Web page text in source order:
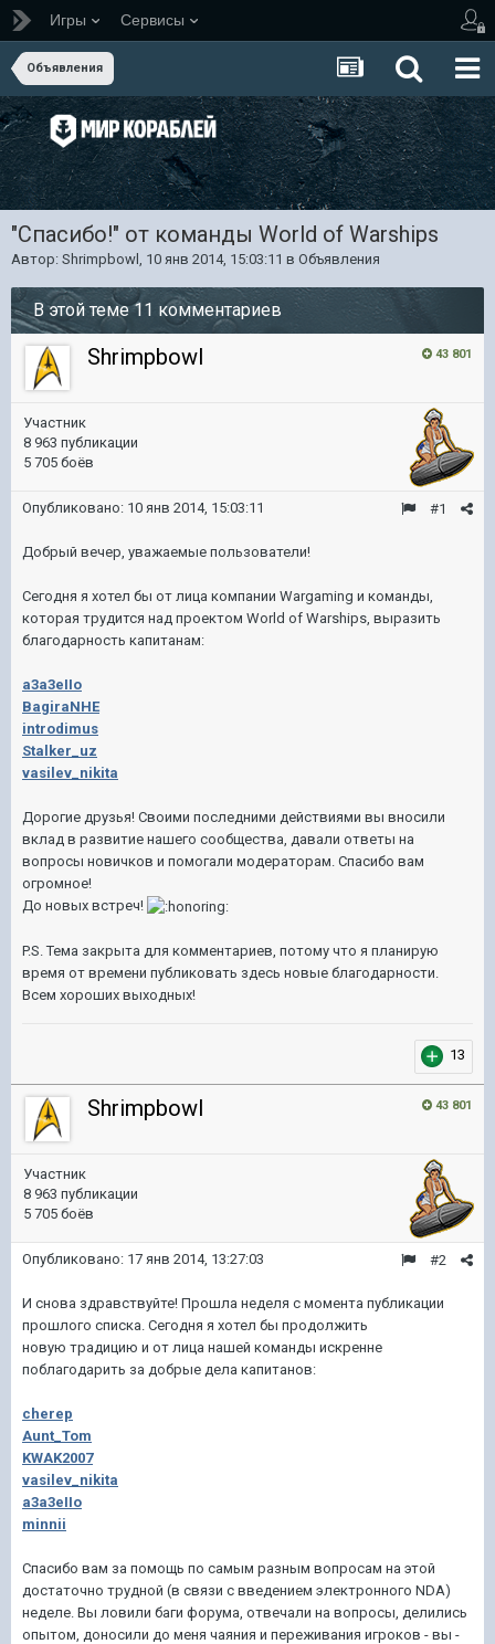
Игры Сервисы
Объявления
"Спасибо!" от команды World of Warships
Автор: Shrimpbowl , 10 янв 2014, 15:03:11 в Объявления
В этой теме 11 комментариев
43 801
Shrimpbowl
Участник
8 963 публикации
5 705 боёв
#1
Опубликовано: 10 янв 2014, 15:03:11
Добрый вечер, уважаемые пользователи!
Сегодня я хотел бы от лица компании Wargaming и команды,
которая трудится над проектом World of Warships, выразить
благодарность капитанам:
a3a3eIIo
BagiraNHE
introdimus
Stalker_uz
vasilev_nikita
Дорогие друзья! Своими последними действиями вы вносили
вклад в развитие нашего сообщества, давали ответы на
вопросы новичков и помогали модераторам. Спасибо вам
огромное!
До новых встреч!
P.S. Тема закрыта для комментариев, потому что я планирую
время от времени публиковать здесь новые благодарности.
Всем хороших выходных!
13
43 801
Shrimpbowl
Участник
8 963 публикации
5 705 боёв
#2
Опубликовано: 17 янв 2014, 13:27:03
И снова здравствуйте! Прошла неделя с момента публикации
прошлого списка. Сегодня я хотел бы продолжить
новую традицию и от лица нашей команды искренне
поблагодарить за добрые дела капитанов:
cherep
Aunt_Tom
KWAK2007
vasilev_nikita
a3a3eIIo
minnii
Спасибо вам за помощь по самым разным вопросам на этой
достаточно трудной (в связи с введением электронного NDA)
неделе. Вы ловили баги форума, отвечали на вопросы, делились
опытом, доносили до меня чаяния и переживания игроков - вы -